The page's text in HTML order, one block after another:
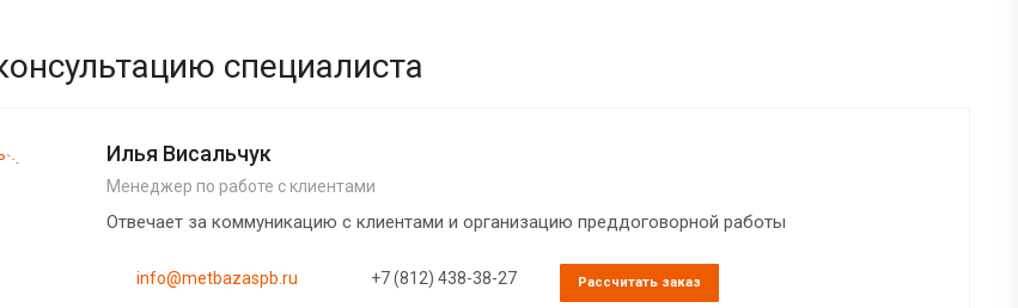
специалиста
Илья Висальчук
Менеджер по работе с клиентами
Отвечает за коммуникацию с клиентами и организацию преддоговорной работы
info@metbazaspb.ru +7 (812) 438-38-27 Рассчитать заказ